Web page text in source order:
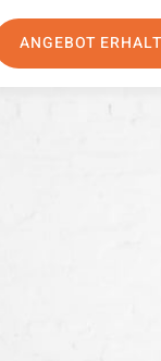
ANGEBOT